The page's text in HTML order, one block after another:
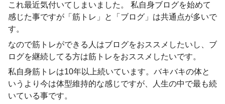
これ最近気付いてしまいました。 私自身ブログを始めて
感じた事ですが「筋トレ」と「ブログ」は共通点が多いで
す。
なので筋トレができる人はブログをおススメしたいし、ブ
ログを継続してる方は筋トレをおススメしたいです。
私自身筋トレは10年以上続いています。バキバキの体と
いうより今は体型維持的な感じですが、人生の中で最も続
いている事です。